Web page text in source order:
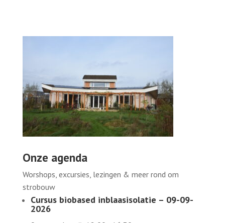
Onze agenda
Worshops, excursies, lezingen & meer rond om
strobouw
Cursus biobased inblaasisolatie – 09-09-
2026